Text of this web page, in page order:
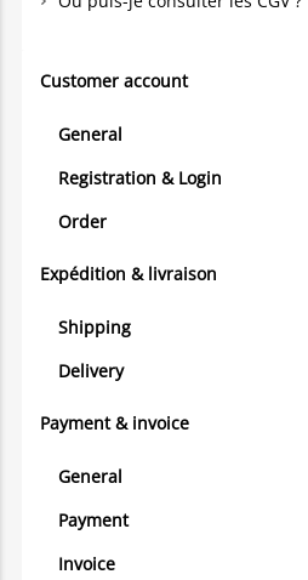
Customer account
General
Registration & Login
Order
Expédition & livraison
Shipping
Delivery
Payment & invoice
General
Payment
Invoice